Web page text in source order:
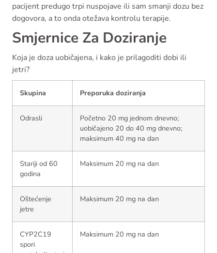
pacijent predugo trpi nuspojave ili sam smanji dozu bez
dogovora, a to onda otežava kontrolu terapije.
Smjernice Za Doziranje
Koja je doza uobičajena, i kako je prilagoditi dobi ili
jetri?
Skupina Preporuka doziranja
Odrasli
Početno 20 mg jednom dnevno;
uobičajeno 20 do 40 mg dnevno;
maksimum 40 mg na dan
Stariji od 60
godina
Maksimum 20 mg na dan
Oštećenje
jetre
Maksimum 20 mg na dan
CYP2C19
spori
Maksimum 20 mg na dan